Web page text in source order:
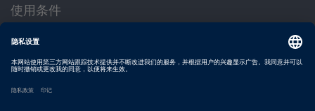
使用条件
隐私政策
版权声明与一般条款及条件